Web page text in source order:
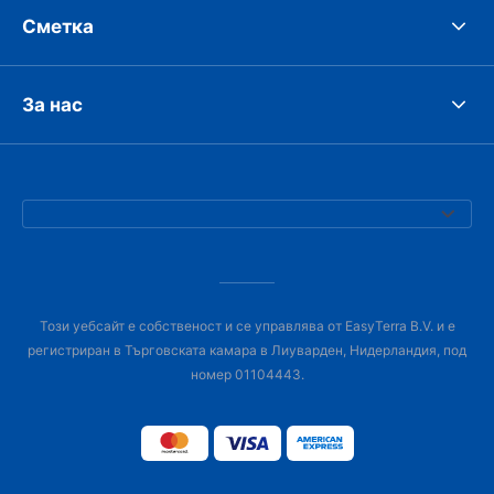
Сметка
За нас
Този уебсайт е собственост и се управлява от EasyTerra B.V. и е
регистриран в Търговската камара в Лиуварден, Нидерландия, под
номер 01104443.